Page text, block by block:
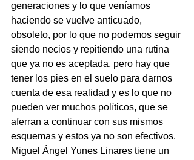
generaciones y lo que veníamos
haciendo se vuelve anticuado,
obsoleto, por lo que no podemos seguir
siendo necios y repitiendo una rutina
que ya no es aceptada, pero hay que
tener los pies en el suelo para darnos
cuenta de esa realidad y es lo que no
pueden ver muchos políticos, que se
aferran a continuar con sus mismos
esquemas y estos ya no son efectivos.
Miguel Ángel Yunes Linares tiene un